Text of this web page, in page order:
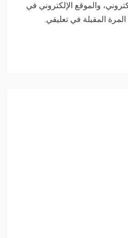
والموقع الإلكتروني في
المقبلة في تعليقي.